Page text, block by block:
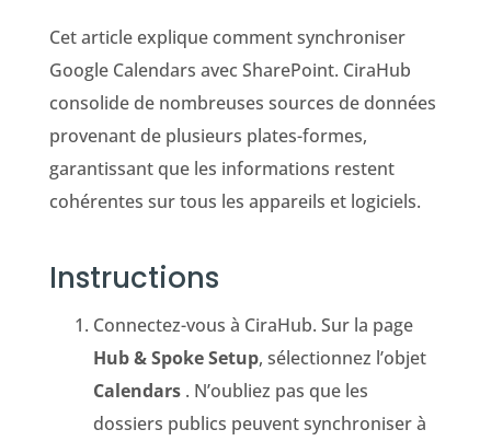
Cet article explique comment synchroniser
Google Calendars avec SharePoint. CiraHub
consolide de nombreuses sources de données
provenant de plusieurs plates-formes,
garantissant que les informations restent
cohérentes sur tous les appareils et logiciels.
Instructions
Connectez-vous à CiraHub. Sur la page
Hub & Spoke Setup, sélectionnez l’objet
Calendars . N’oubliez pas que les
dossiers publics peuvent synchroniser à